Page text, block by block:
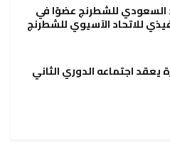
السعودي للشطرنج عضوًا في
للاتحاد الآسيوي للشطرنج
يعقد اجتماعه الدوري الثاني